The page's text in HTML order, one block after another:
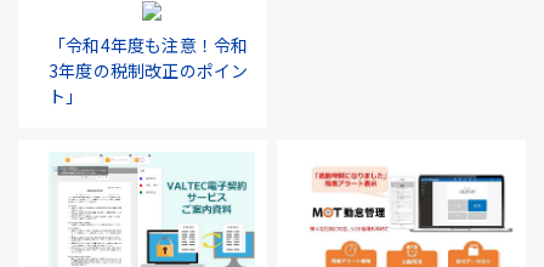
「令和4年度も注意！令和
3年度の税制改正のポイン
ト」